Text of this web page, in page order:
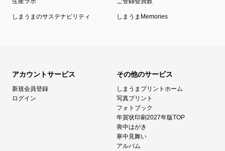
しまうまのサステナビリティ しまうまMemories
アカウントサービス
新規会員登録
ログイン
その他のサービス
しまうまプリントホーム
写真プリント
フォトブック
年賀状印刷2027年版TOP
喪中はがき
寒中見舞い
アルバム